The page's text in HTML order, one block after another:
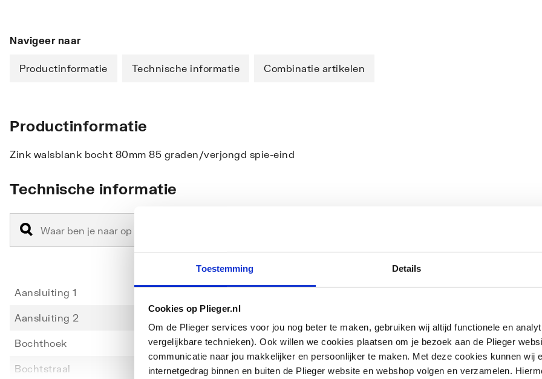
Toestemming Details
Cookies op Plieger.nl
Om de Plieger services voor jou nog beter te maken, gebruiken wij altijd functionele en
vergelijkbare technieken). Ook willen we cookies plaatsen om je bezoek aan de Plieger
communicatie naar jou makkelijker en persoonlijker te maken. Met deze cookies kunnen wij
internetgedrag binnen en buiten de Plieger website en webshop volgen en verzamelen.
Navigeer naar
Productinformatie Technische informatie Combinatie artikelen
Productinformatie
Zink walsblank bocht 80mm 85 graden/verjongd spie-eind
Technische informatie
Aansluiting 1
Aansluiting 2
Bochthoek 85
Bochtstraal 150
Toon meer